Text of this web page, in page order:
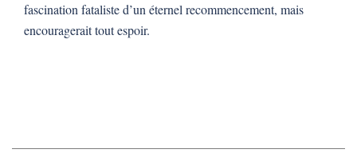
fascination fataliste d’un éternel recommencement, mais
encouragerait tout espoir.